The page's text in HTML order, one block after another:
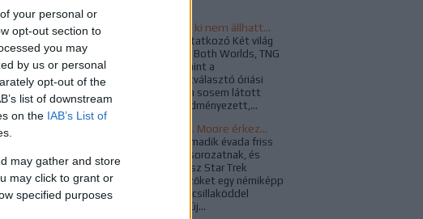
your personal or
opt-out section to
you may
by us or personal
opt-out of the
list of downstream
on the IAB’s List of
may gather and store
may click to grant or
specified purposes
Posztajánló
Gene Roddenberry ki nem állhatta a Család című epizód alapötletét
Az 1990-ben bemutatkozó Két világ
legjava (The Best of Both Worlds, TNG
3x26 & 4x01), valamint a
duplaepizódot szétválasztó óriási
cliffhanger korábban sosem látott
közönségsikert eredményezett,...
Kötelék – Ronald D. Moore érkezése és a megújuló új nemzedék
Az új nemzedék harmadik évada friss
lendületet adott a sorozatnak, és
ezzel együtt az egész Star Trek
univerzumnak. A nézőket egy némiképp
újrakomponált, kék csillaköddel
kiegészített főcím, új...